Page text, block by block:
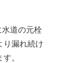
道の元栓
り漏れ続け
。